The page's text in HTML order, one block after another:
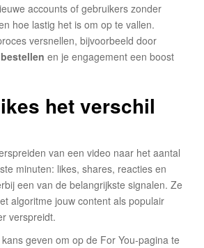
accounts of gebruikers zonder
hoe lastig het is om op te vallen.
versnellen, bijvoorbeeld door
en je engagement een boost
het verschil
van een video naar het aantal
minuten: likes, shares, reacties en
een van de belangrijkste signalen. Ze
algoritme jouw content als populair
verspreidt.
geven om op de For You-pagina te